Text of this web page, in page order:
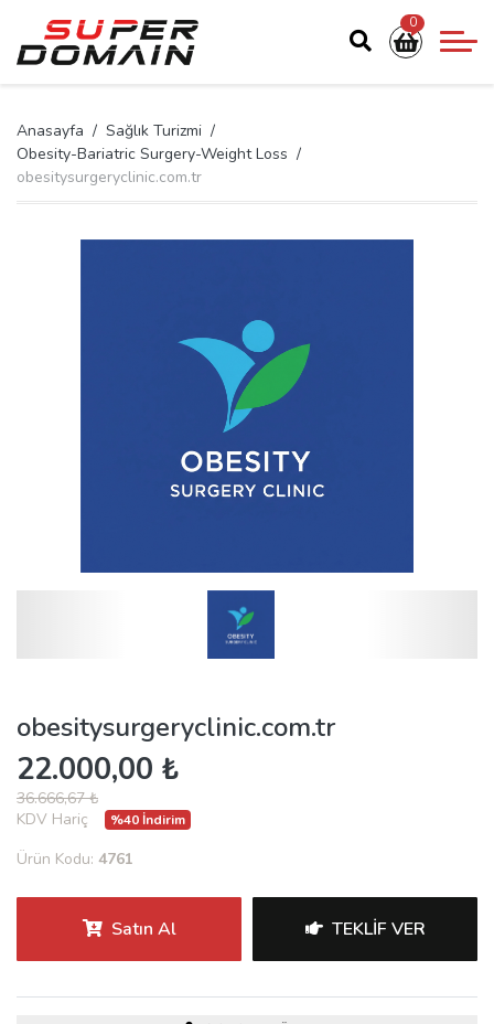
0
Anasayfa
Sağlık Turizmi
Obesity-Bariatric Surgery-Weight Loss
obesitysurgeryclinic.com.tr
obesitysurgeryclinic.com.tr
22.000,00 ₺
36.666,67 ₺
KDV Hariç
%40 İndirim
Ürün Kodu: 4761
Satın Al TEKLIF VER